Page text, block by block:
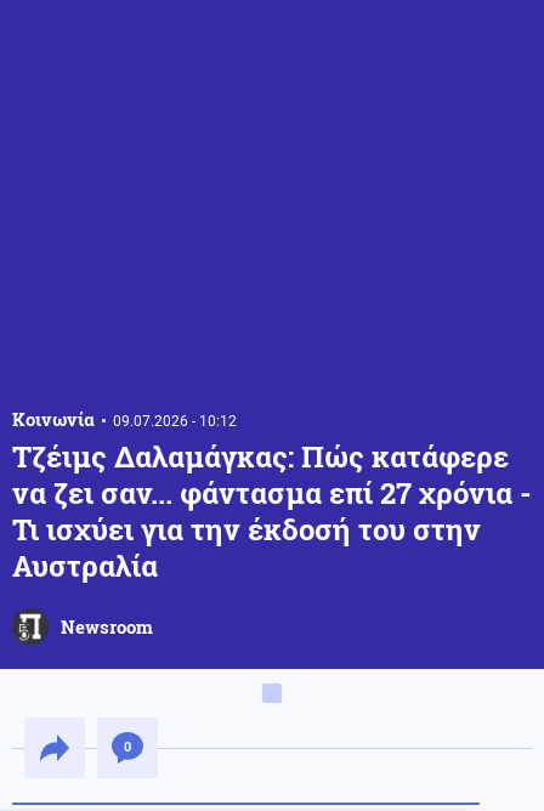
Κοινωνία 09.07.2026 - 10:12
Τζέιμς Δαλαμάγκας: Πώς κατάφερε
να ζει σαν... φάντασμα επί 27 χρόνια -
Τι ισχύει για την έκδοσή του στην
Αυστραλία
Newsroom
0